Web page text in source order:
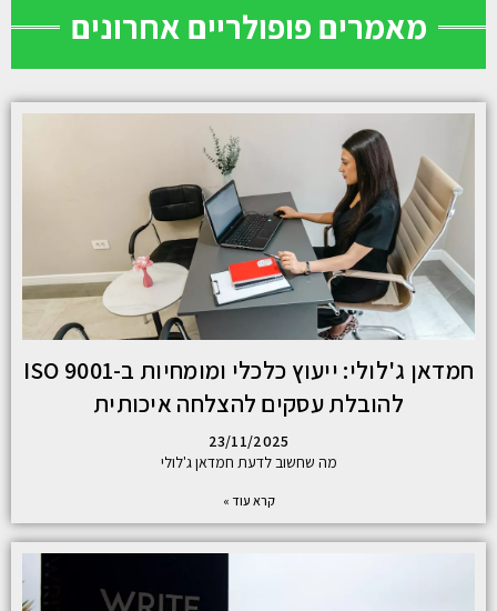
מאמרים פופולריים אחרונים
חמדאן ג'לולי: ייעוץ כלכלי ומומחיות ב-ISO 9001
להובלת עסקים להצלחה איכותית
23/11/2025
מה שחשוב לדעת חמדאן ג'לולי
קרא עוד »